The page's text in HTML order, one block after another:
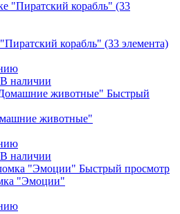
корабль" (33 элемента)
В наличии
Быстрый
животные"
В наличии
Быстрый просмотр
"Эмоции"